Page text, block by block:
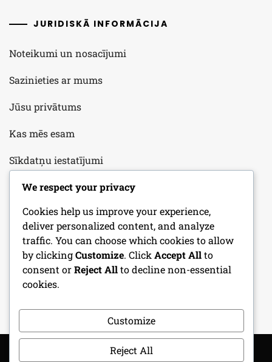
JURIDISKĀ INFORMĀCIJA
Noteikumi un nosacījumi
Sazinieties ar mums
Jūsu privātums
Kas mēs esam
Sīkdatņu iestatījumi
KATEGORIJAS
Aizsardzības stratēģijas jauniešu futbolā
Jauniešu futbola aizsardzības treniņu padomi
Jauniešu futbola formācijas veidi
We respect your privacy
Cookies help us improve your experience,
deliver personalized content, and analyze
traffic. You can choose which cookies to allow
by clickingCustomize. Click Accept Allto
consent orReject Allto decline non-essential
cookies.
Customize
Reject All